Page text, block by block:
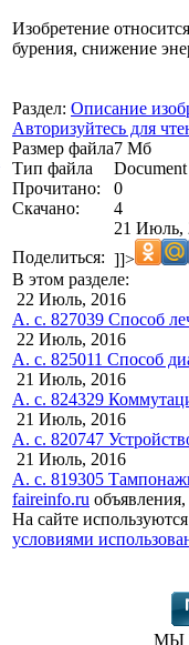
Изобретение
бурения, снижение
Раздел: Описание
Авторизуйтесь для
Размер файла7 Мб
Тип файла
Прочитано:
0
Скачано:
4
21 Июль,
Поделиться: ]]>
В этом разделе:
22 Июль, 2016
А. с. 827039 Способ
22 Июль, 2016
А. с. 825011 Способ
21 Июль, 2016
А. с. 824329
21 Июль, 2016
А. с. 820747
21 Июль, 2016
А. с. 819305
faireinfo.ru
На сайте
условиями
МЫ